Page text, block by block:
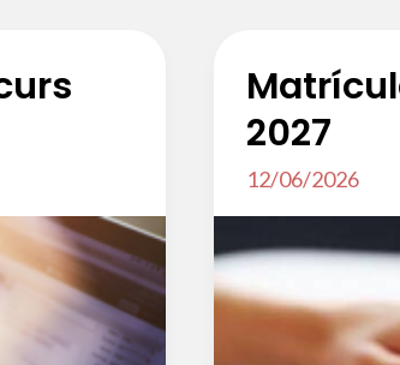
2027
12/06/2026